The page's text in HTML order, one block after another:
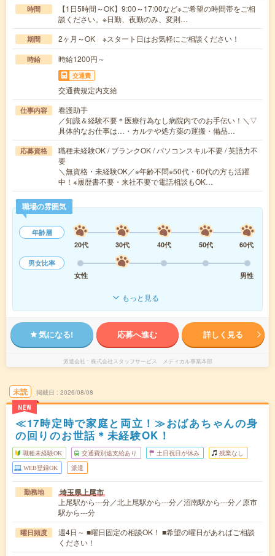
時間
【1日5時間～OK】9:00～17:00など※ご希望の時間帯をご相
談ください。※日勤、夜勤のみ、変則…
期間 2ヶ月～OK ※スタート日はお気軽にご相談ください！
時給 時給1200円～
交通費
交通費規定内支給
仕事内容
看護助手
／知識＆経験不要＊医療行為なし病院内でのお手伝い！＼▽
具体的なお仕事は…・カルテや処方薬の運搬・備品…
応募資格
職種未経験OK / ブランクOK / パソコンスキル不要 / 英語力不
要
＼無資格・未経験OK／※年齢不問※50代・60代の方も活躍
中！※履歴書不要・来社不要で電話相談もOK…
職場の雰囲気
年齢層
20代
30代 40代 50代
60代
男女比率
女性
男性
もっと見る
気になる! 応募へ進む 詳しく見る
派遣会社 株式会社スタッフサービス メディカル事業本部
未読
NEW
掲載日 2026/08/08
≪17時定時で家庭と両立！≫おばあちゃんの身
の回りのお世話＊未経験OK！
職種未経験OK 交通費別途支給あり 土日祝日が休み 残業なし
WEB登録OK 派遣
勤務地 埼玉県上尾市
上尾駅から---分／北上尾駅から---分／沼南駅から---分／原市
駅から---分
曜日頻度
週4日～ ■曜日固定の相談OK！ ■希望の曜日があればご相談
ください！